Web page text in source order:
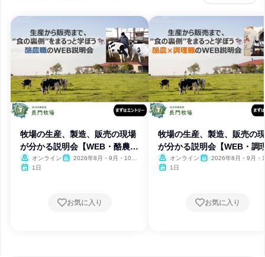
牧場の生産、製造、販売の現場
が分かる説明会【WEB・酪農
職】オンライン
2026年8月・9月・10
1日
お気に入り
牧場の生産、製造、販売の
が分かる説明会【WEB・調
職】オンライン
2026年8月・9月・
1日
お気に入り